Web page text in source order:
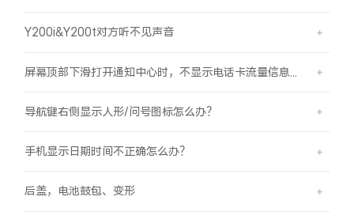
Y200i&Y200t对方听不见声音
导航键右侧显示人形/问号图标怎么办？
手机显示日期时间不正确怎么办？
后盖，电池鼓包、变形